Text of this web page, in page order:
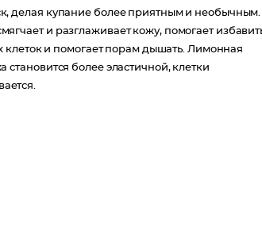
делая купание более приятным и необычным.
и разглаживает кожу, помогает
клеток и помогает порам дышать. Лимонная
более эластичной, клетки